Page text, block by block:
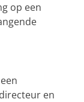
op een
en